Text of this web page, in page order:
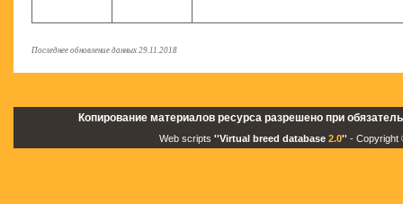
Последнее обновление данных 29.11.2018
Копирование материалов ресурса разрешено при
Web scripts ''Virtual breed database 2.0'' - Copyright